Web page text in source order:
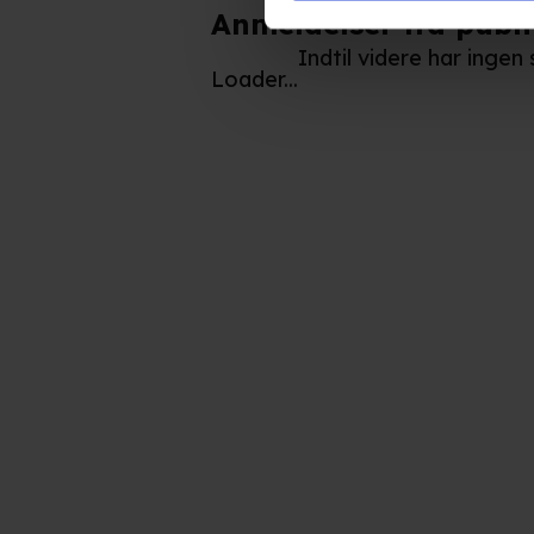
produktudvikling og opnå
Hvis du tillader det, vil vi
Du kan altid trække dit
Anmeldelser fra
Loader...
Indtil videre har ingen